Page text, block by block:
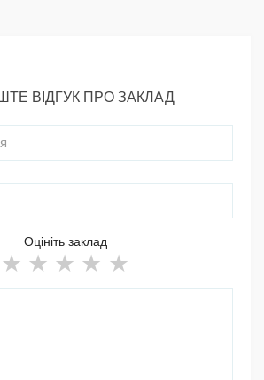
ВІДГУК ПРО ЗАКЛАД
Оцініть заклад